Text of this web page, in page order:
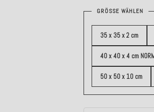
GRÖSSE WÄHLEN
35 x 35 x 2 cm
40 x 40 x 4 cm
50 x 50 x 10 cm